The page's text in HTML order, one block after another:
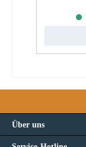
Über uns